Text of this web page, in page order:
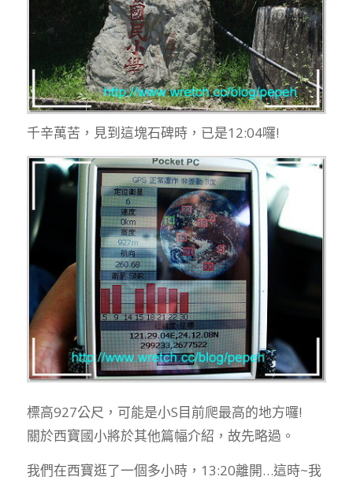
千辛萬苦，見到這塊石碑時，已是12:04囉!
標高927公尺，可能是小S目前爬最高的地方囉!
關於西寶國小將於其他篇幅介紹，故先略過。
我們在西寶逛了一個多小時，13:20離開…這時~我